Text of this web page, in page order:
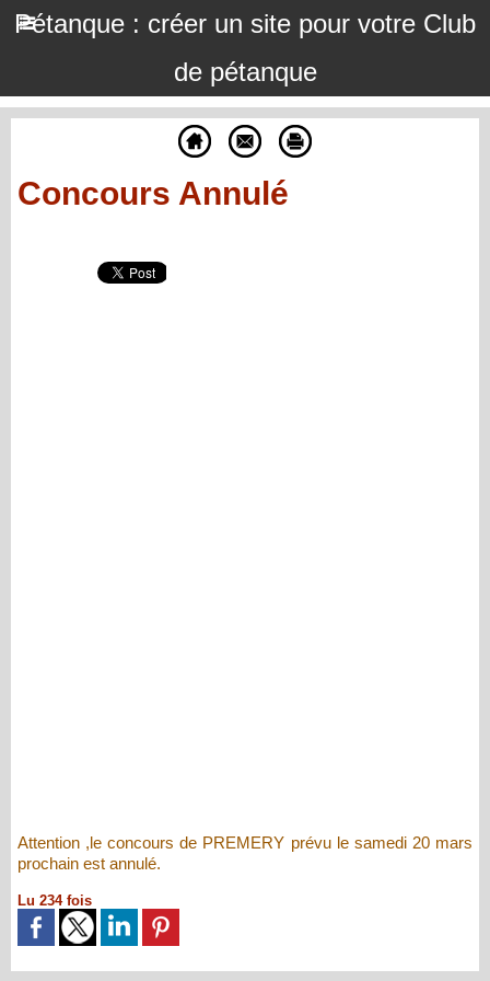
Pétanque : créer un site pour votre Club
de pétanque
Concours Annulé
Attention ,le concours de PREMERY prévu le samedi 20 mars
prochain est annulé.
Lu 234 fois